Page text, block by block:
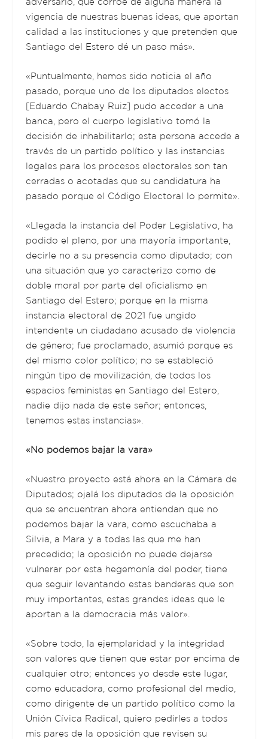
vigencia de nuestras buenas ideas, que aportan
calidad a las instituciones y que pretenden que
Santiago del Estero dé un paso más».
«Puntualmente, hemos sido noticia el año
pasado, porque uno de los diputados electos
[Eduardo Chabay Ruiz] pudo acceder a una
banca, pero el cuerpo legislativo tomó la
decisión de inhabilitarlo; esta persona accede a
través de un partido político y las instancias
legales para los procesos electorales son tan
cerradas o acotadas que su candidatura ha
pasado porque el Código Electoral lo permite».
«Llegada la instancia del Poder Legislativo, ha
podido el pleno, por una mayoría importante,
decirle no a su presencia como diputado; con
una situación que yo caracterizo como de
doble moral por parte del oficialismo en
Santiago del Estero; porque en la misma
instancia electoral de 2021 fue ungido
intendente un ciudadano acusado de violencia
de género; fue proclamado, asumió porque es
del mismo color político; no se estableció
ningún tipo de movilización, de todos los
espacios feministas en Santiago del Estero,
nadie dijo nada de este señor; entonces,
tenemos estas instancias».
«No podemos bajar la vara»
«Nuestro proyecto está ahora en la Cámara de
Diputados; ojalá los diputados de la oposición
que se encuentran ahora entiendan que no
podemos bajar la vara, como escuchaba a
Silvia, a Mara y a todas las que me han
precedido; la oposición no puede dejarse
vulnerar por esta hegemonía del poder, tiene
que seguir levantando estas banderas que son
muy importantes, estas grandes ideas que le
aportan a la democracia más valor».
«Sobre todo, la ejemplaridad y la integridad
son valores que tienen que estar por encima de
cualquier otro; entonces yo desde este lugar,
como educadora, como profesional del medio,
como dirigente de un partido político como la
Unión Cívica Radical, quiero pedirles a todos
mis pares de la oposición que revisen su